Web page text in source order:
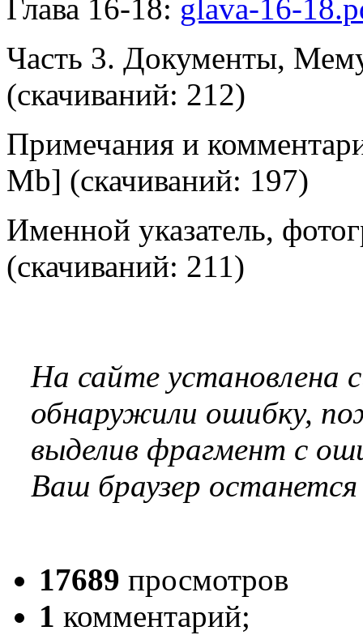
Глава 16-18: glava-16-
Часть 3. Документы,
(cкачиваний: 212)
Примечания и
Mb] (cкачиваний: 197)
Именной указатель,
(cкачиваний: 211)
На сайте установлена
обнаружили ошибку,
выделив фрагмент с
Ваш браузер
17689 просмотров
1 комментарий;